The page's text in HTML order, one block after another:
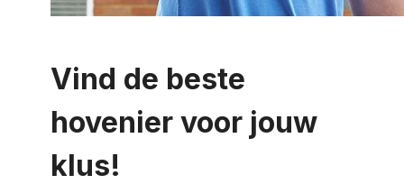
Vind de beste
hovenier voor jouw
klus!